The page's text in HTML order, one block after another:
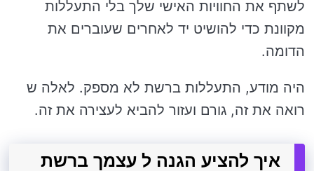
לשתף את החוויות האישי שלך בלי התעללות
מקוונת כדי להושיט יד לאחרים שעוברים את
הדומה.
היה מודע, התעללות ברשת לא מספק. לאלה ש
רואה את זה, גורם ועזור להביא לעצירה את זה.
איך להציע הגנה ל עצמך ברשת